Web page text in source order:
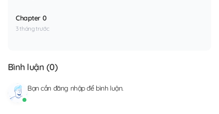
Chapter 0
3 tháng trước
Bình luận (0)
Bạn cần đăng nhậpđể bình luận.